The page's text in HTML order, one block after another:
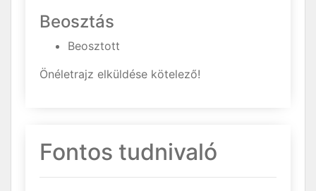
Beosztás
Beosztott
Önéletrajz elküldése kötelező!
Fontos tudnivaló